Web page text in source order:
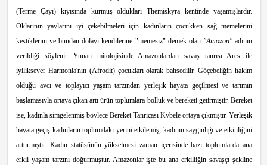
(Terme Çayı) kıyısında kurmuş oldukları Themiskyra kentinde yaşamışlardır.
Oklarının yaylarını iyi çekebilmeleri için kadınların çocukken sağ memelerini
kestiklerini ve bundan dolayı kendilerine "memesiz" demek olan "Amozon"adının
verildiği söylenir. Yunan mitolojisinde Amazonlardan savaş tanrısı Ares ile
iyiliksever Harmonia'nın (Afrodit) çocukları olarak bahsedilir. Göçebeliğin hakim
olduğu avcı ve toplayıcı yaşam tarzından yerleşik hayata geçilmesi ve tarımın
başlamasıyla ortaya çıkan artı ürün toplumlara bolluk ve bereketi getirmiştir. Bereket
ise, kadınla simgelenmiş böylece Bereket Tanrıçası Kybele ortaya çıkmıştır. Yerleşik
hayata geçiş kadınların toplumdaki yerini etkilemiş, kadının saygınlığı ve etkinliğini
arttırmıştır. Kadın statüsünün yükselmesi zaman içerisinde bazı toplumlarda ana
erkil yaşam tarzını doğurmuştur. Amazonlar işte bu ana erkilliğin savaşçı şekline